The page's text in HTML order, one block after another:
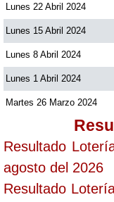
Saman de
Sinuano Día
Sinuano
Super
Lunes 22 Abril 2024
Lunes 15 Abril 2024
Lunes 8 Abril 2024
Lunes 1 Abril 2024
Martes 26 Marzo 2024
Resultado
agosto del 2026
Resultado